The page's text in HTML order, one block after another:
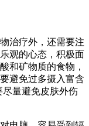
治疗外，还需要注
观的心态，积极面
和矿物质的食物，
避免过多摄入富含
量避免皮肤外伤